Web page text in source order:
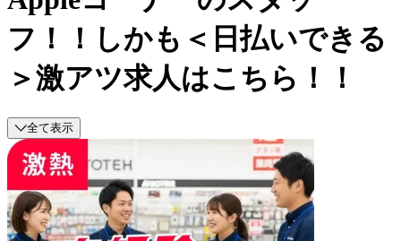
フ！！しかも＜日払いできる
＞激アツ求人はこちら！！
全て表示